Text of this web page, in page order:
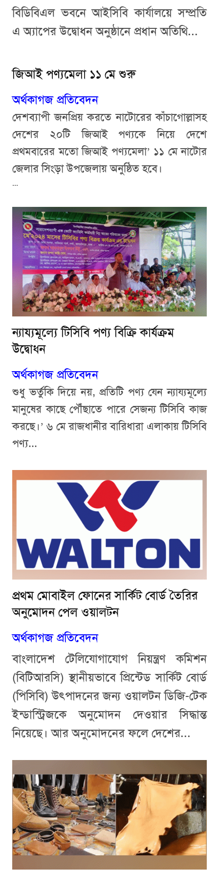
বিডিবিএল ভবনে আইসিবি কার্যালয়ে সম্প্রতি
এ অ্যাপের উদ্বোধন অনুষ্ঠানে প্রধান অতিথি...
জিআই পণ্যমেলা ১১ মে শুরু
অর্থকাগজ প্রতিবেদন
দেশব্যাপী জনপ্রিয় করতে নাটোরের কাঁচাগোল্লাসহ
দেশের ২০টি জিআই পণ্যকে নিয়ে দেশে
প্রথমবারের মতো জিআই পণ্যমেলা’ ১১ মে নাটোর
জেলার সিংড়া উপজেলায় অনুষ্ঠিত হবে।
...
ন্যায্যমূল্যে টিসিবি পণ্য বিক্রি কার্যক্রম
উদ্বোধন
অর্থকাগজ প্রতিবেদন
শুধু ভর্তুকি দিয়ে নয়, প্রতিটি পণ্য যেন ন্যায্যমূল্যে
মানুষের কাছে পৌঁছাতে পারে সেজন্য টিসিবি কাজ
করছে।’ ৬ মে রাজধানীর বারিধারা এলাকায় টিসিবি
পণ্য...
প্রথম মোবাইল ফোনের সার্কিট বোর্ড তৈরির
অনুমোদন পেল ওয়ালটন
অর্থকাগজ প্রতিবেদন
বাংলাদেশ টেলিযোগাযোগ নিয়ন্ত্রণ কমিশন
(বিটিআরসি) স্থানীয়ভাবে প্রিন্টেড সার্কিট বোর্ড
(পিসিবি) উৎপাদনের জন্য ওয়ালটন ডিজি-টেক
ইন্ডাস্ট্রিজকে অনুমোদন দেওয়ার সিদ্ধান্ত
নিয়েছে। আর অনুমোদনের ফলে দেশের...